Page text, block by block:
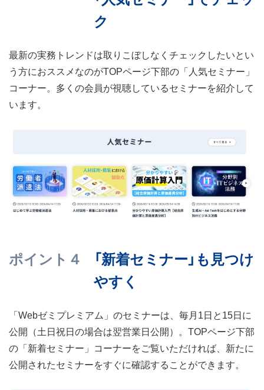
ク
最新の実務トレンドは取りこぼしなくチェックしたいとい
う方におススメなのがTOPページ下部の「人気セミナー」
コーナー。多くの会員が視聴しているセミナーを紹介して
います。
ポイント４
「新着セミナー」も見つけ
やすく
「Webゼミプレミアム」のセミナーは、毎月1日と15日に
公開（土日祝日の場合は翌営業日公開）。TOPページ下部
の「新着セミナー」コーナーをご覧いただければ、新たに
公開されたセミナーをすぐに確認することができます。